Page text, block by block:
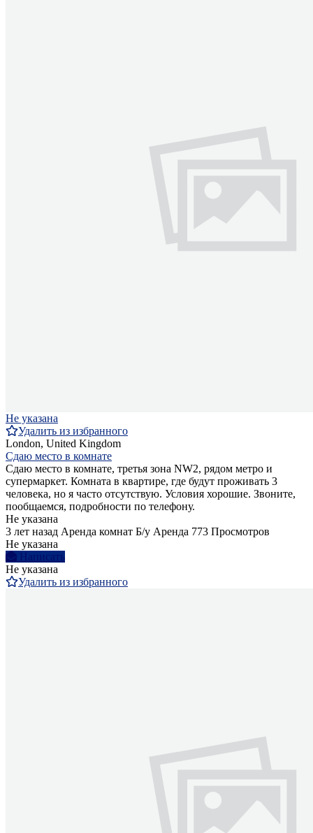
Не указана
Удалить из избранного
London, United Kingdom
Сдаю место в комнате
Сдаю место в комнате, третья зона NW2, рядом метро и
супермаркет. Комната в квартире, где будут проживать 3
человека, но я часто отсутствую. Условия хорошие. Звоните,
пообщаемся, подробности по телефону.
Не указана
3 лет назад Аренда комнат Б/у Аренда 773 Просмотров
Не указана
Написать
Не указана
Удалить из избранного